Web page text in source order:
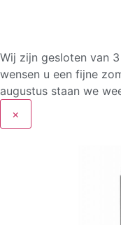
Wij zijn gesloten van
wensen u een fijne
augustus staan we
×